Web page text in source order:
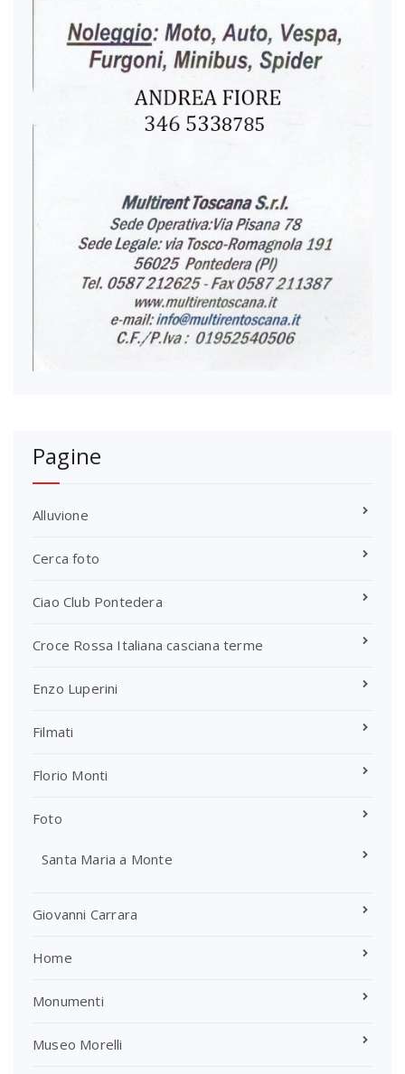
Pagine
Alluvione
Cerca foto
Ciao Club Pontedera
Croce Rossa Italiana casciana terme
Enzo Luperini
Filmati
Florio Monti
Foto
Santa Maria a Monte
Giovanni Carrara
Home
Monumenti
Museo Morelli